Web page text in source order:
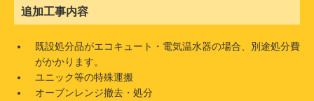
追加工事内容
既設処分品がエコキュート・電気温水器の場合、別途処分費
がかかります。
ユニック等の特殊運搬
オーブンレンジ撤去・処分